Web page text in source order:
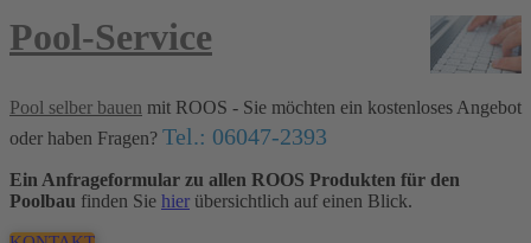
Pool-Service
Pool selber bauen mit ROOS - Sie möchten ein kostenloses Angebot
oder haben Fragen? Tel.: 06047-2393
Ein Anfrageformular zu allen ROOS Produkten für den
Poolbau finden Sie hier übersichtlich auf einen Blick.